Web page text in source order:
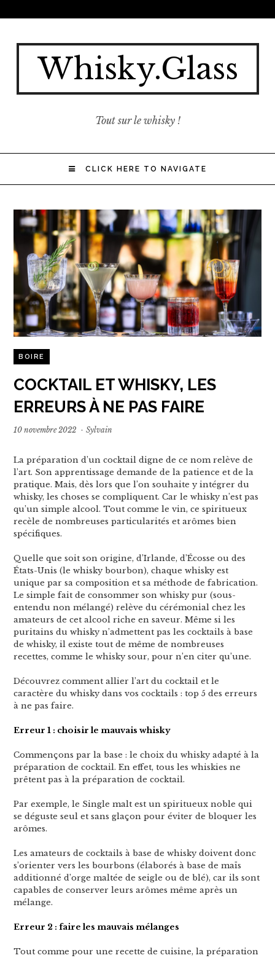
Whisky.Glass
Tout sur le whisky !
CLICK HERE TO NAVIGATE
BOIRE
COCKTAIL ET WHISKY, LES
ERREURS À NE PAS FAIRE
10 novembre 2022 · Sylvain
La préparation d’un cocktail digne de ce nom relève de
l’art. Son apprentissage demande de la patience et de la
pratique. Mais, dès lors que l’on souhaite y intégrer du
whisky, les choses se compliquent. Car le whisky n’est pas
qu’un simple alcool. Tout comme le vin, ce spiritueux
recèle de nombreuses particularités et arômes bien
spécifiques.
Quelle que soit son origine, d’Irlande, d’Écosse ou des
États-Unis (le whisky bourbon), chaque whisky est
unique par sa composition et sa méthode de fabrication.
Le simple fait de consommer son whisky pur (sous-
entendu non mélangé) relève du cérémonial chez les
amateurs de cet alcool riche en saveur. Même si les
puritains du whisky n’admettent pas les cocktails à base
de whisky, il existe tout de même de nombreuses
recettes, comme le whisky sour, pour n’en citer qu’une.
Découvrez comment allier l’art du cocktail et le
caractère du whisky dans vos cocktails : top 5 des erreurs
à ne pas faire.
Erreur 1 : choisir le mauvais whisky
Commençons par la base : le choix du whisky adapté à la
préparation de cocktail. En effet, tous les whiskies ne
prêtent pas à la préparation de cocktail.
Par exemple, le Single malt est un spiritueux noble qui
se déguste seul et sans glaçon pour éviter de bloquer les
arômes.
Les amateurs de cocktails à base de whisky doivent donc
s’orienter vers les bourbons (élaborés à base de maïs
additionné d’orge maltée de seigle ou de blé), car ils sont
capables de conserver leurs arômes même après un
mélange.
Erreur 2 : faire les mauvais mélanges
Tout comme pour une recette de cuisine, la préparation